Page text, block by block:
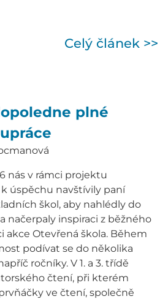
Celý článek >>
plné
nás v rámci projektu
úspěchu navštívily paní
škol, aby nahlédly do
načerpaly inspiraci z běžného
akce Otevřená škola. Během
podívat se do několika
ročníky. V 1. a 3. třídě
čtení, při kterém
ve čtení, společně